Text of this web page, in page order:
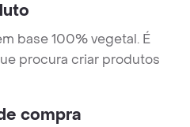
base 100% vegetal. É
procura criar produtos
compra